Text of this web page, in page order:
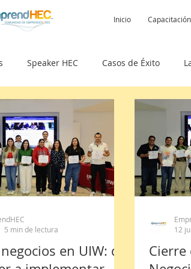
Inicio
Speaker HEC Casos de Éxito
Artículos Proyectos Libros
Comunidad IA
en UIW: de
5 min de lectura
Cierre
12